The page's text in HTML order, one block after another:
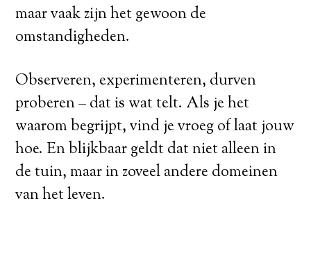
maar vaak zijn het gewoon de
omstandigheden.
Observeren, experimenteren, durven
proberen – dat is wat telt. Als je het
waarom begrijpt, vind je vroeg of laat jouw
hoe. En blijkbaar geldt dat niet alleen in
de tuin, maar in zoveel andere domeinen
van het leven.